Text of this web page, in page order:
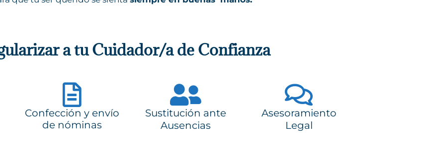
a tu Cuidador/a de Confianza
Confección y envío
de nóminas
Sustitución ante
Ausencias
Asesoramiento
Legal